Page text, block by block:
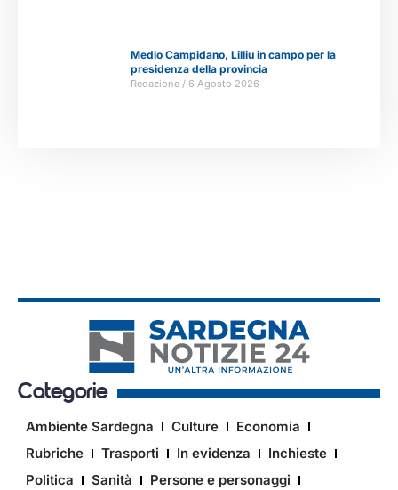
Medio Campidano, Lilliu in campo per la
presidenza della provincia
Redazione 6 Agosto 2026
Categorie
Ambiente Sardegna Culture
Economia
Rubriche
Trasporti In evidenza
Inchieste
Politica
Sanità
Persone e personaggi